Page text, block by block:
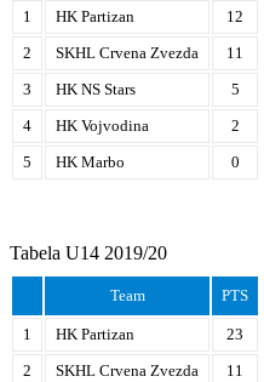
1 HK Partizan
12
2
SKHL Crvena Zvezda
11
3
HK NS Stars
5
4
HK Vojvodina
2
5
HK Marbo 0
Tabela U14 2019/20
Team PTS
1 HK Partizan
23
2
SKHL Crvena Zvezda
11